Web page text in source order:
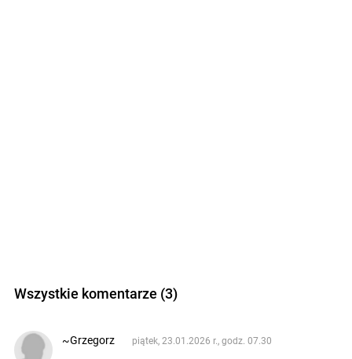
Wszystkie komentarze (3)
~Grzegorz piątek, 23.01.2026 r., godz. 07.30